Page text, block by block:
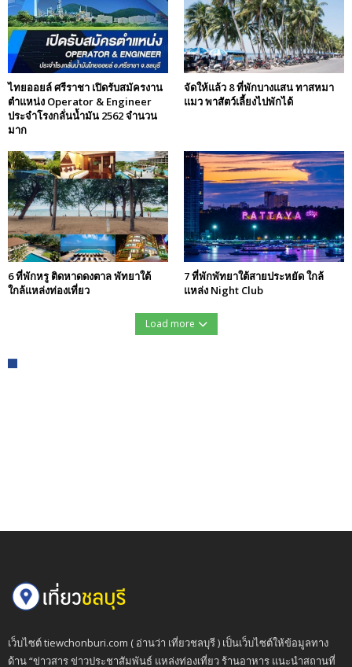
ไทยออยล์ ศรีราชา เปิดรับสมัครงาน
ตำแหน่ง Operator & Engineer
ประจำโรงกลั่นน้ำมัน 2562 จำนวน
มาก
จัดให้แล้ว 8 ที่พักบางแสน ทาสหมา
แมว พาสัตว์เลี้ยงไปพักได้
6 ที่พักหรู ติดหาดดงตาล พัทยาใต้
ใกล้แหล่งท่องเที่ยว
7 ที่พักพัทยาใต้สายประหยัด ใกล้
แหล่ง Night Club
Load more
เว็บไซต์ tiewchonburi.com ( อ่านว่า เที่ยวชลบุรี ) เป็นเว็บไซต์ให้ข้อมูลทาง
ด้าน “ข่าวสาร ข่าวประชาสัมพันธ์ แหล่งท่องเที่ยว ร้านอาหาร แนะนำสถานที่